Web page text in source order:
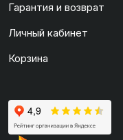
Гарантия и возврат
Личный кабинет
Корзина